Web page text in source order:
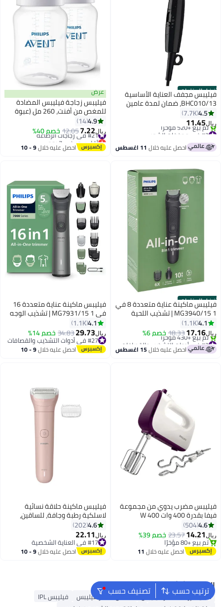
أفضل المنتجات
فيليبس مجفف العناية الأساسية
BHC010/13، ضمان لمدة عامين
أسود
4.5
7.7K
ريال11.45
#2 في مجففات الشعر
باقي 8 وحدات في المخزون
تم بيع +520 مؤخرًا
#2 في مجففات الشعر
احصل عليه خلال 11 اغسطس
عرض
فيليبس زجاجة فيليبس المضادة
للمغص من أفنت، 260 مل (عبوة
مزدوجة) باللون الأبيض -
SCF813/20
4.9
14
ريال7.22
12.05خصم 40% #21 في زجاجات الرضاعة
أقل سعر في 7 يوم
#21 في زجاجات الرضاعة احصل عليه خلال 9 - 10
أفضل المنتجات فيليبس ماكينة عناية متعددة 8 في
1 MG3940/15 | تشذيب اللحية
دقيقة لاسلكيًا | أجزاء قابلة للغسل |
شحن USB-A | حقيبة
4.1
1.1K
ريال17.16
18.33خصم 6%
#2 في أدوات التشذيب والقصافات
باقي 4 وحدات في المخزون
تم بيع +430 مؤخرًا
احصل عليه خلال15 اغسطس
فيليبس ماكينة عناية متعددة 16
في 1 MG7931/15 | تشذيب الوجه
والشعر والجسم | مشط دقيق فاخر
وأداة للجسم | 120 دقيقة لاسلكيًا |
مقاومة للماء | شحن USB-A | حقيبة
4.1
1.1K
ريال29.73
34.83خصم 14%
#27 في أدوات التشذيب والقصافات
#27 في أدوات التشذيب والقصافات احصل عليه خلال 9 - 10
فيليبس مضرب يدوي من مجموعة
فيفا بقدرة 400 وات 400 W
HR3740/11 أبيض/أرجواني/فضي
4.6
504
ريال14.21
23.57خصم 39%
#1 في خلاطات اليد
باقي 3 وحدات في المخزون
تم بيع +80 مؤخرًا
احصل عليه خلال 11
فيليبس ماكينة حلاقة نسائية
لاسلكية رطبة وجافة، للساقين،
والذراعين، وتحت الإبط، للاستخدام
سريع للاستخدام الأول | العلامة
التجارية رقم 1 لماكينات الحلاقة
النسائية عالميًا! | برل128/10
4.6
202
ريال22.11
#17 في العناية الشخصية
باقي 2 وحدات في المخزون
#17 في العناية الشخصية احصل عليه خلال 9 - 10
ترتيب حسب تصنيف حسب البحث الشائع
ماكينة إزالة الشعر فيليبس مملس الشعر فيليبس
فيليبس IPL